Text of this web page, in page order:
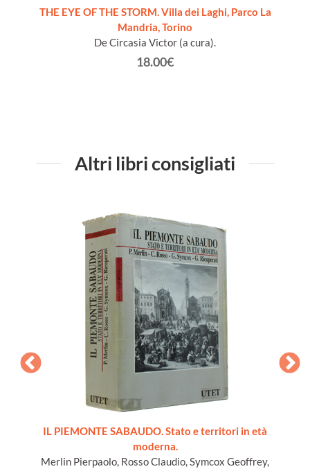
THE EYE OF THE STORM. Villa dei Laghi, Parco La
Mandria, Torino
De Circasia Victor (a cura).
18.00€
Altri libri consigliati
IL PIEMONTE SABAUDO. Stato e territori in età
moderna.
Merlin Pierpaolo, Rosso Claudio, Symcox Geoffrey,